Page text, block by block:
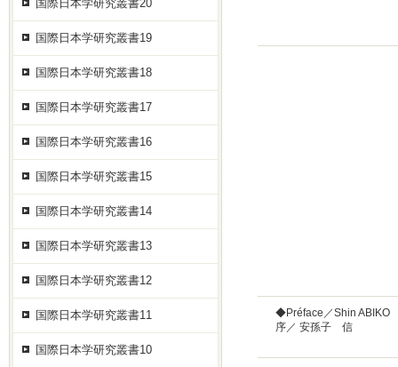
◆Préface／Shin ABIKO
序／ 安孫子 信
国際日本学研究叢書20
国際日本学研究叢書19
国際日本学研究叢書18
国際日本学研究叢書17
国際日本学研究叢書16
国際日本学研究叢書15
国際日本学研究叢書14
国際日本学研究叢書13
国際日本学研究叢書12
国際日本学研究叢書11
国際日本学研究叢書10